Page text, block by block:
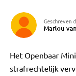
Geschreven
Marlou
Het Openbaar
strafrechtelijk